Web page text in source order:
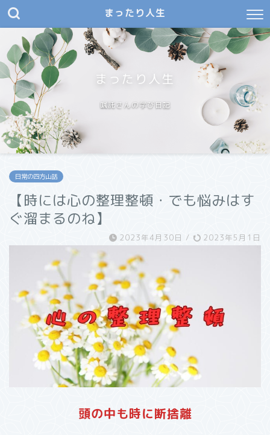
まったり人生
まったり人生
嘱託さんの学び日記
日常の四方山話
【時には心の整理整頓・でも悩みはす
ぐ溜まるのね】
2023年4月30日 / 2023年5月1日
頭の中も時に断捨離